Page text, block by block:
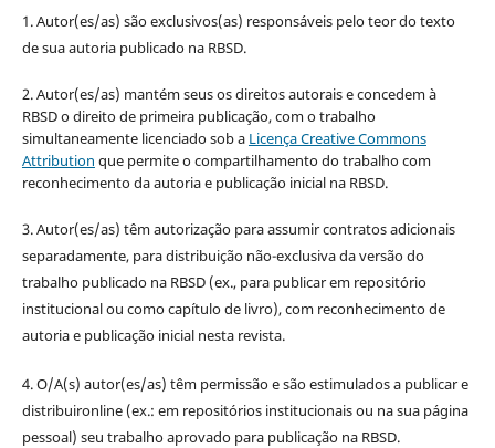
1. Autor(es/as) são exclusivos(as) responsáveis pelo teor do texto
de sua autoria publicado na RBSD.
2. Autor(es/as) mantém seus os direitos autorais e concedem à
RBSD o direito de primeira publicação, com o trabalho
simultaneamente licenciado sob a Licença Creative Commons
Attribution que permite o compartilhamento do trabalho com
reconhecimento da autoria e publicação inicial na RBSD.
3. Autor(es/as) têm autorização para assumir contratos adicionais
separadamente, para distribuição não-exclusiva da versão do
trabalho publicado na RBSD (ex., para publicar em repositório
institucional ou como capítulo de livro), com reconhecimento de
autoria e publicação inicial nesta revista.
4. O/A(s) autor(es/as) têm permissão e são estimulados a publicar e
distribuironline (ex.: em repositórios institucionais ou na sua página
pessoal) seu trabalho aprovado para publicação na RBSD.